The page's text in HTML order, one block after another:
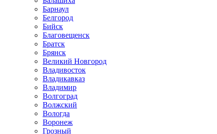
Барнаул
Белгород
Бийск
Благовещенск
Братск
Брянск
Великий Новгород
Владивосток
Владикавказ
Владимир
Волгоград
Волжский
Вологда
Воронеж
Грозный